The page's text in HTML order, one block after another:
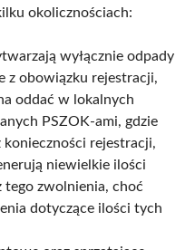
okolicznościach:
wyłącznie odpady
z obowiązku rejestracji,
oddać w lokalnych
PSZOK-ami, gdzie
konieczności rejestracji,
niewielkie ilości
tego zwolnienia, choć
dotyczące ilości tych